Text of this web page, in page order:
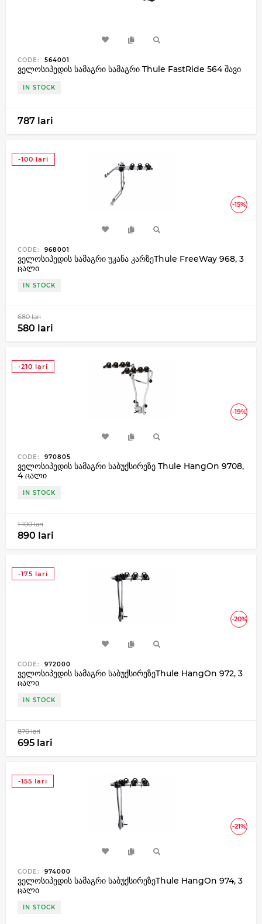
CODE: 564001
ველოსიპედის სამაგრი სამაგრი Thule FastRide 564 შავი
IN STOCK
787 lari
-15%
-100 lari
CODE: 968001
ველოსიპედის სამაგრი უკანა კარზეThule FreeWay 968, 3
ცალი
IN STOCK
680 lari
580 lari
-19%
-210 lari
CODE: 970805
ველოსიპედის სამაგრი საბუქსირეზე Thule HangOn 9708,
4 ცალი
IN STOCK
1 100 lari
890 lari
-20%
-175 lari
CODE: 972000
ველოსიპედის სამაგრი საბუქსირეზეThule HangOn 972, 3
ცალი
IN STOCK
870 lari
695 lari
-21%
-155 lari
CODE: 974000
ველოსიპედის სამაგრი საბუქსირეზეThule HangOn 974, 3
ცალი
IN STOCK